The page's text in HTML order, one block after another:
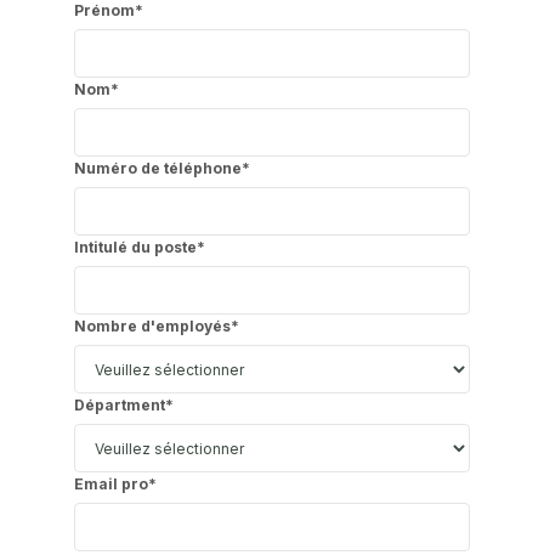
Prénom*
Nom*
Numéro de téléphone*
Intitulé du poste*
Nombre d'employés*
Départment*
Email pro*